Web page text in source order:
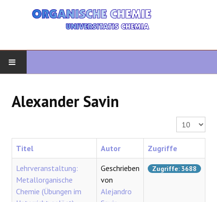
ORGANISCHE CHEMIE
HETEROZYKLEN
SYNTHESE
Alexander Savin
Anzeige #
Titel Autor Zugriffe
Lehrveranstaltung:
Metallorganische
Chemie (Übungen im
Geschrieben
von
Alejandro
Zugriffe: 3688